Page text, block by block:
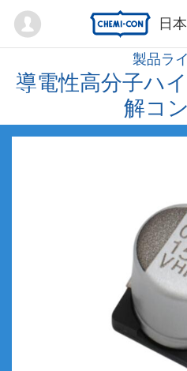
日
Mypage
製品ラ
導電性高分子ハ
解コ